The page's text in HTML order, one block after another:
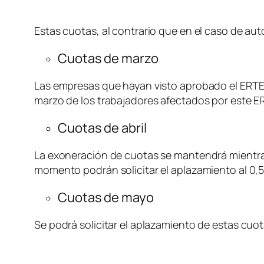
Estas cuotas, al contrario que en el caso de
Cuotas de marzo
Las empresas que hayan visto aprobado el
marzo de los trabajadores afectados por este
Cuotas de abril
La exoneración de cuotas se mantendrá
momento podrán solicitar el aplazamiento al
Cuotas de mayo
Se podrá solicitar el aplazamiento de estas